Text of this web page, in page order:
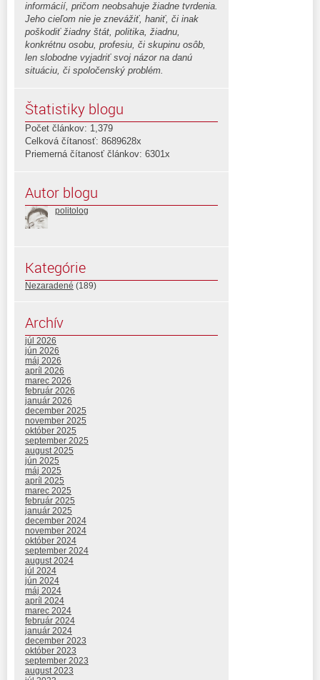
informácií, pričom neobsahuje žiadne tvrdenia.
Jeho cieľom nie je znevážiť, haniť, či inak
poškodiť žiadny štát, politika, žiadnu,
konkrétnu osobu, profesiu, či skupinu osôb,
len slobodne vyjadriť svoj názor na danú
situáciu, či spoločenský problém.
Štatistiky blogu
Počet článkov: 1,379
Celková čítanosť: 8689628x
Priemerná čítanosť článkov: 6301x
Autor blogu
politolog
Kategórie
Nezaradené (189)
Archív
júl 2026
jún 2026
máj 2026
apríl 2026
marec 2026
február 2026
január 2026
december 2025
november 2025
október 2025
september 2025
august 2025
jún 2025
máj 2025
apríl 2025
marec 2025
február 2025
január 2025
december 2024
november 2024
október 2024
september 2024
august 2024
júl 2024
jún 2024
máj 2024
apríl 2024
marec 2024
február 2024
január 2024
december 2023
október 2023
september 2023
august 2023